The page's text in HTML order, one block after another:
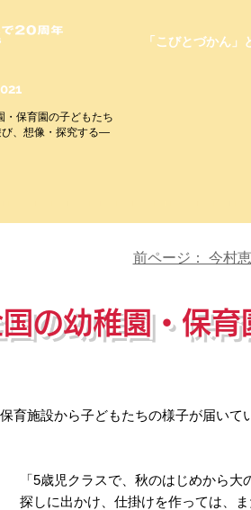
「こびとづかん」
・保育園の子どもたち
び、想像・探究する―
前ページ： 今村
の幼稚園・保育
育施設から子どもたちの様子が届いて
「5歳児クラスで、秋のはじめから
探しに出かけ、仕掛けを作っては、